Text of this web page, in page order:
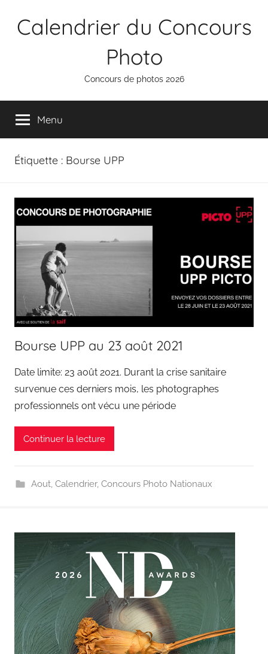
Calendrier du Concours
Photo
Concours de photos 2026
Menu
Étiquette : Bourse UPP
Bourse UPP au 23 août 2021
Date limite: 23 août 2021. Durant la crise sanitaire
survenue ces derniers mois, les photographes
professionnels ont vécu une période
Continuer la lecture
Aout, Calendrier, Concours Photo Nationaux